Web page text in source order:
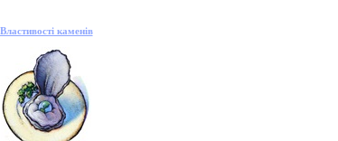
Властивості каменів